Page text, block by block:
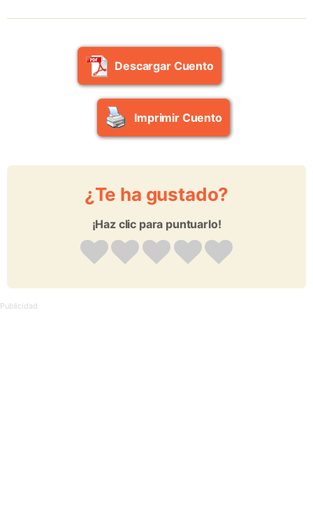
Descargar Cuento
Imprimir Cuento
¿Te ha gustado?
¡Haz clic para puntuarlo!